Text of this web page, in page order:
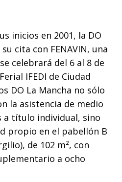
inicios en 2001, la DO
cita con FENAVIN, una
celebrará del 6 al 8 de
IFEDI de Ciudad
DO La Mancha no sólo
la asistencia de medio
a título individual, sino
propio en el pabellón B
de 102 m², con
a ocho